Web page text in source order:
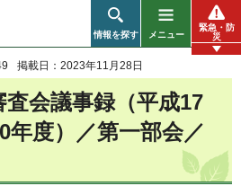
情報を探す メニュー
緊急・防
災
掲載日：2023年11月28日
会議事録（平成17
年度）／第一部会／